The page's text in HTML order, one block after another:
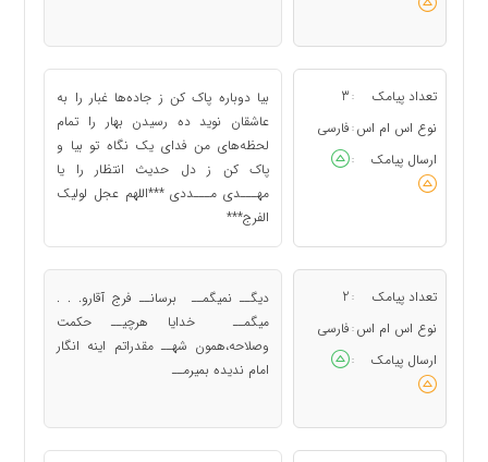
تعداد پیامک :
3
نوع اس ام اس : فارسی
ارسال پیامک
:
بیا دوباره پاک کن ز جاده‌ها غبار را به
عاشقان نوید ده رسیدن بهار را تمام
لحظه‌های من فدای یک نگاه تو بیا و
پاک کن ز دل حدیث انتظار را یا
مهـــدی مـــددی ***اللهم عجل لولیک
الفرج***
تعداد پیامک :
2
نوع اس ام اس : فارسی
ارسال پیامک
:
دیگــ نمیگمــ برسانــ فرج آقارو. . .
میگمــ خدایا هرچیــ حکمت
وصلاحه،همون شهــ مقدراتم اینه انگار
امام ندیده بمیرمــ